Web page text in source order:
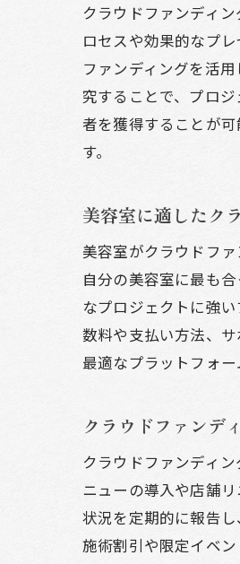
クラウドファンディ
ロセスや効果的なプ
ファンディングを活
究することで、プロ
者を獲得することが
す。
美容室に適したク
美容室がクラウドフ
自分の美容室に最も
なプロジェクトに強
数料や支払い方法、
最適なプラットフォ
クラウドファンデ
クラウドファンディ
ニューの導入や店舗
状況を定期的に報告
施術割引や限定イベ